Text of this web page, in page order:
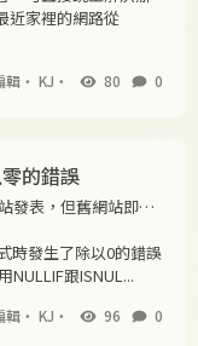
近家裡的網路從
輯・ KJ ・ 80 0
的錯誤
發表，但舊網站即將
！
時發生了除以0的錯誤
NULLIF跟ISNUL...
輯・ KJ ・ 96 0